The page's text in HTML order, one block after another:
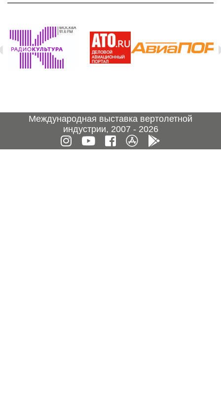
Международная выставка вертолетной
индустрии, 2007 - 2026